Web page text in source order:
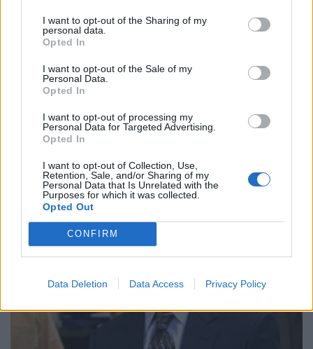
I want to opt-out of the Sharing of my
personal data.
Opted In
I want to opt-out of the Sale of my
Personal Data.
Opted In
I want to opt-out of processing my
Personal Data for Targeted Advertising.
Opted In
I want to opt-out of Collection, Use,
Retention, Sale, and/or Sharing of my
Personal Data that Is Unrelated with the
Purposes for which it was collected.
Opted Out
CONFIRM
Data Deletion Data Access Privacy Policy